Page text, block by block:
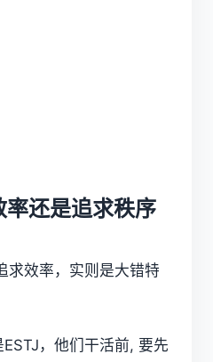
还是追求秩序
求效率，实则是大错特
，他们干活前, 要先